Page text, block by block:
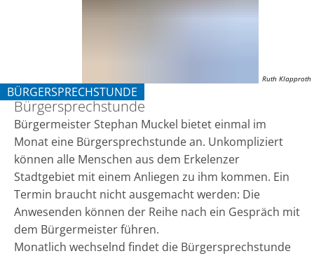
Ruth Klapproth
BÜRGERSPRECHSTUNDE
KATEGORIE: BÜRGERSPRECHSTUNDE
Bürgersprechstunde
Bürgermeister Stephan Muckel bietet einmal im
Monat eine Bürgersprechstunde an. Unkompliziert
können alle Menschen aus dem Erkelenzer
Stadtgebiet mit einem Anliegen zu ihm kommen. Ein
Termin braucht nicht ausgemacht werden: Die
Anwesenden können der Reihe nach ein Gespräch mit
dem Bürgermeister führen.
Monatlich wechselnd findet die Bürgersprechstunde